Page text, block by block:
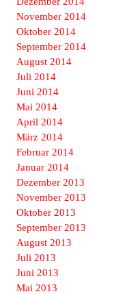
November 2014
Oktober 2014
September 2014
August 2014
Juli 2014
Juni 2014
Mai 2014
April 2014
März 2014
Februar 2014
Januar 2014
Dezember 2013
November 2013
Oktober 2013
September 2013
August 2013
Juli 2013
Juni 2013
Mai 2013